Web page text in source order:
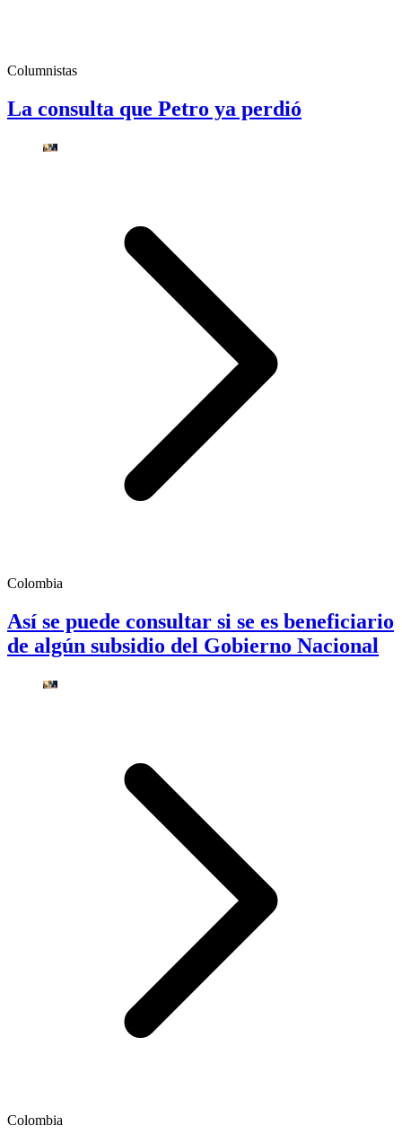
Columnistas
La consulta que Petro ya perdió
Colombia
Así se puede consultar si se es beneficiario
de algún subsidio del Gobierno Nacional
Colombia